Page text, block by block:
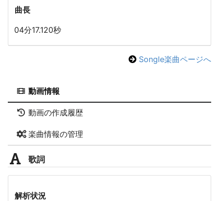
曲長
04分17.120秒
Songle楽曲ページへ
動画情報
動画の作成履歴
楽曲情報の管理
歌詞
解析状況